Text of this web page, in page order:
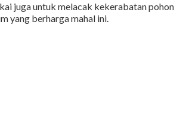
juga untuk melacak kekerabatan pohon
yang berharga mahal ini.